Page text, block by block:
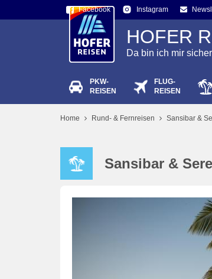
Facebook Instagram
HOFER
Da bin ich mir
PKW-
REISEN
FLUG-
REISEN
Home Rund- & Fernreisen Sansibar &
Sansibar &